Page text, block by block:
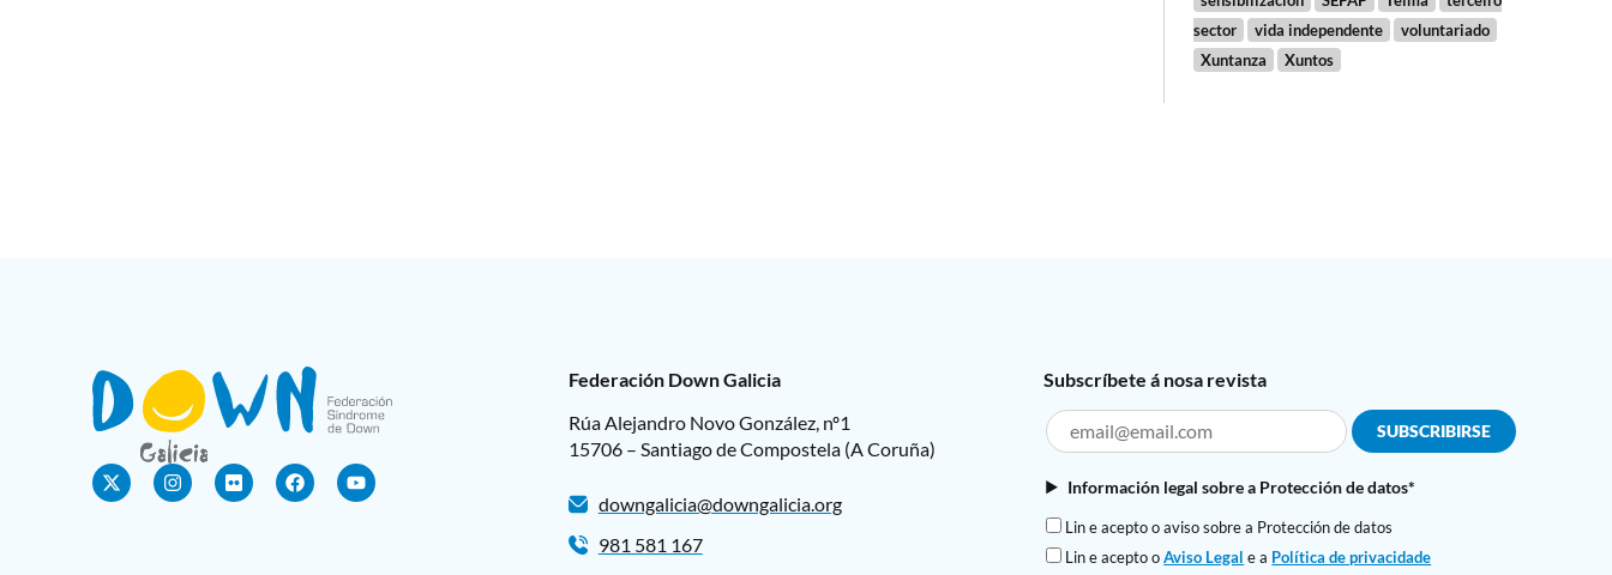
sector
vida independente
voluntariado
Xuntanza
Xuntos
Federación Down Galicia
Rúa Alejandro Novo González, nº1
15706 – Santiago de Compostela (A Coruña)
downgalicia@downgalicia.org
981 581 167
Subscríbete á nosa revista
Información legal sobre a Protección de datos*
Lin e acepto o aviso sobre a Protección de datos
Lin e acepto oAviso Legal e a Política de privacidade